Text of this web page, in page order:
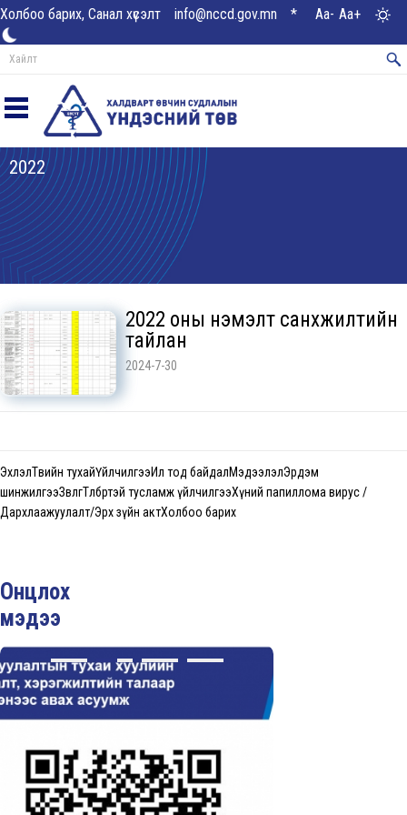
Холбоо барих, Санал хүсэлт info@nccd.gov.mn * Aa- Aa+
2022
2022 оны нэмэлт санхүүжилтийн
тайлан
2024-7-30
ЭхлэлТөвийн тухайҮйлчилгээИл тод байдалМэдээлэлЭрдэм
шинжилгээЗөвлөгөөТөлбөртэй тусламж үйлчилгээХүний папиллома вирус /
Дархлаажуулалт/Эрх зүйн актХолбоо барих
Онцлох
мэдээ